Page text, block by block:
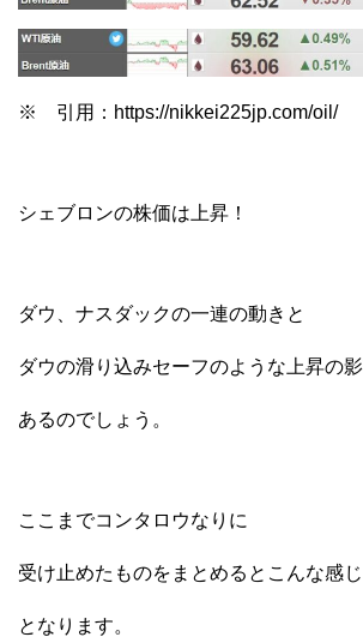
※ 引用：https://nikkei225jp.com/oil/
シェブロンの株価は上昇！
ダウ、ナスダックの一連の動きと
ダウの滑り込みセーフのような上昇の
あるのでしょう。
ここまでコンタロウなりに
受け止めたものをまとめるとこんな感じ
となります。